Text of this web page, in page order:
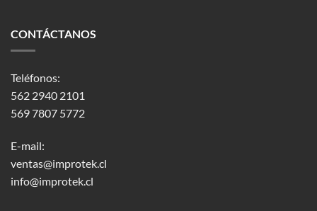
CONTÁCTANOS
Teléfonos:
562 2940 2101
569 7807 5772
E-mail:
ventas@improtek.cl
info@improtek.cl